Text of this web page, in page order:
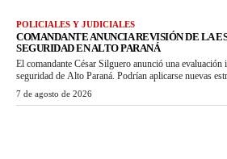
POLICIALES Y JUDICIALES
COMANDANTE ANUNCIA REVISIÓN DE LA
SEGURIDAD EN ALTO PARANÁ
El comandante César Silguero anunció una evaluación
seguridad de Alto Paraná. Podrían aplicarse nuevas
7 de agosto de 2026